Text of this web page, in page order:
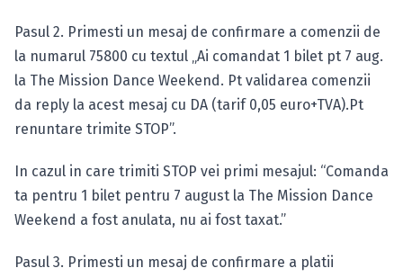
Pasul 2. Primesti un mesaj de confirmare a comenzii de
la numarul 75800 cu textul „Ai comandat 1 bilet pt 7 aug.
la The Mission Dance Weekend. Pt validarea comenzii
da reply la acest mesaj cu DA (tarif 0,05 euro+TVA).Pt
renuntare trimite STOP”.
In cazul in care trimiti STOP vei primi mesajul: “Comanda
ta pentru 1 bilet pentru 7 august la The Mission Dance
Weekend a fost anulata, nu ai fost taxat.”
Pasul 3. Primesti un mesaj de confirmare a platii